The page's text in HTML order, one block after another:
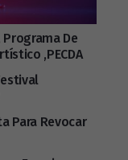
De
,PECDA
Para Revocar